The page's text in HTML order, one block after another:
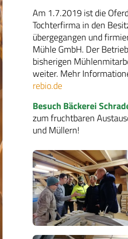
Am 1.7.2019 ist die
Tochterfirma in den
übergegangen und
Mühle GmbH. Der
bisherigen
weiter. Mehr
rebio.de
Besuch Bäckerei
zum fruchtbaren
und Müllern!